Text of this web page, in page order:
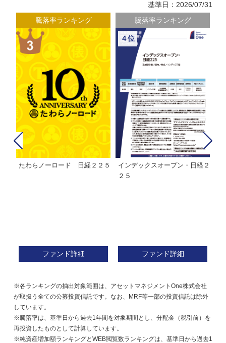
基準日：2026/07/31
騰落率ランキング
たわらノーロード 日経２２５
ファンド詳細
騰落率ランキング
４位
インデックスオープン・日経２
２５
ファンド詳細
※各ランキングの抽出対象範囲は、アセットマネジメントOne株式会社
が取扱う全ての公募投資信託です。なお、MRF等一部の投資信託は除外
しています。
※騰落率は、基準日から過去1年間を対象期間とし、分配金（税引前）を
再投資したものとして計算しています。
※純資産増加額ランキングとWEB閲覧数ランキングは、基準日から過去1